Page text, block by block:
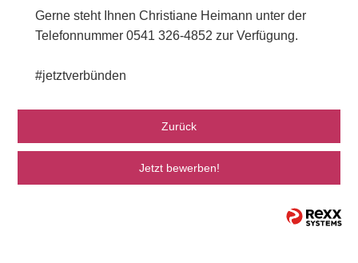
Gerne steht Ihnen Christiane Heimann unter der
Telefonnummer 0541 326-4852 zur Verfügung.
#jetztverbünden
Zurück
Jetzt bewerben!